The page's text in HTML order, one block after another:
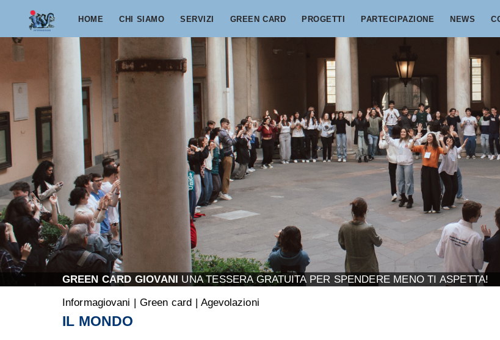
HOME CHI SIAMO SERVIZI GREEN CARD PROGETTI PARTECIPAZIONE NEWS
GREEN CARD GIOVANI UNA TESSERA GRATUITA PER SPENDERE MENO TI ASPETTA!
Informagiovani Green card Agevolazioni
IL MONDO